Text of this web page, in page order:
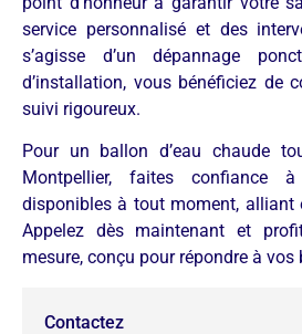
service personnalisé et des
s’agisse d’un dépannage
d’installation, vous bénéficiez de
suivi rigoureux.
Pour un ballon d’eau chaude
Montpellier, faites confiance
disponibles à tout moment, alliant
Appelez dès maintenant et
mesure, conçu pour répondre à vos
Contactez